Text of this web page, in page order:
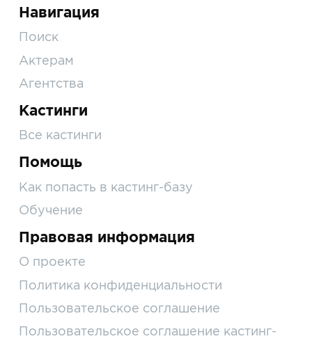
Навигация
Поиск
Актерам
Агентства
Кастинги
Все кастинги
Помощь
Как попасть в кастинг-базу
Обучение
Правовая информация
О проекте
Политика конфиденциальности
Пользовательское соглашение
Пользовательское соглашение кастинг-